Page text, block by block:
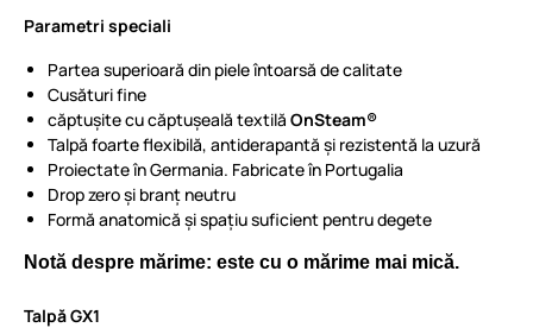
Parametri speciali
Partea superioară din piele întoarsă de calitate
Cusături fine
căptușite cu căptușeală textilă OnSteam®
Talpă foarte flexibilă, antiderapantă și rezistentă la uzură
Proiectate în Germania. Fabricate în Portugalia
Drop zero și branț neutru
Formă anatomică și spațiu suficient pentru degete
Notă despre mărime: este cu o mărime mai mică.
Talpă GX1